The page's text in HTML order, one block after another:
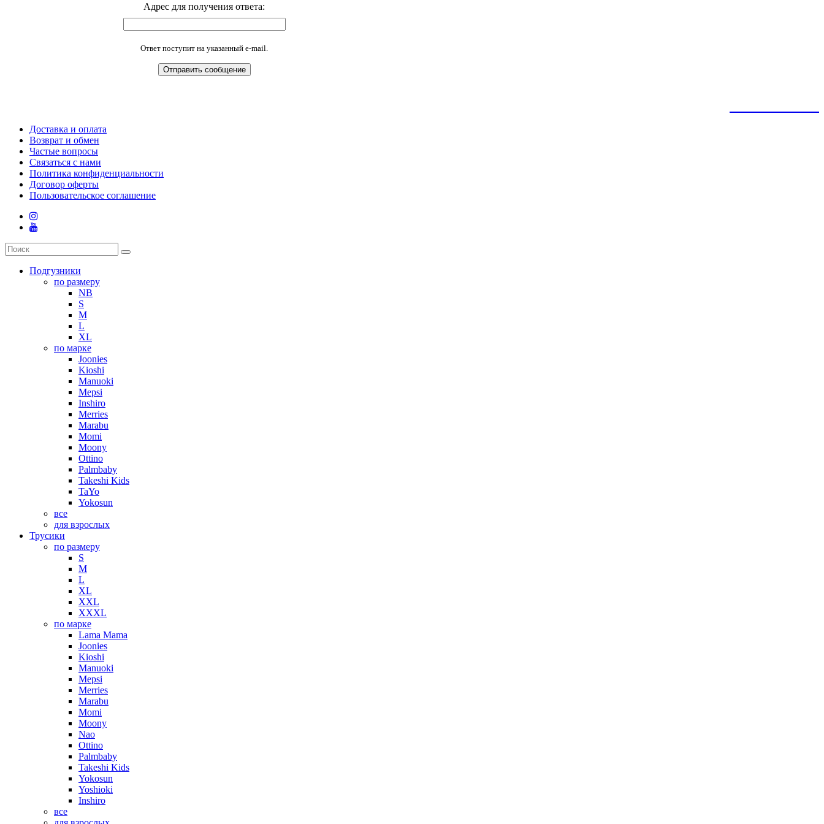
Адрес для получения ответа:
Ответ поступит на указанный e-mail.
Доставка и оплата
Возврат и обмен
Частые вопросы
Связаться с нами
Политика конфиденциальности
Договор оферты
Пользовательское соглашение
Подгузники
по размеру
NB
S
M
L
XL
по марке
Joonies
Kioshi
Manuoki
Mepsi
Inshiro
Merries
Marabu
Momi
Moony
Ottino
Palmbaby
Takeshi Kids
TaYo
Yokosun
все
для взрослых
Трусики
по размеру
S
M
L
XL
XXL
XXXL
по марке
Lama Mama
Joonies
Kioshi
Manuoki
Mepsi
Merries
Marabu
Momi
Moony
Nao
Ottino
Palmbaby
Takeshi Kids
Yokosun
Yoshioki
Inshiro
все